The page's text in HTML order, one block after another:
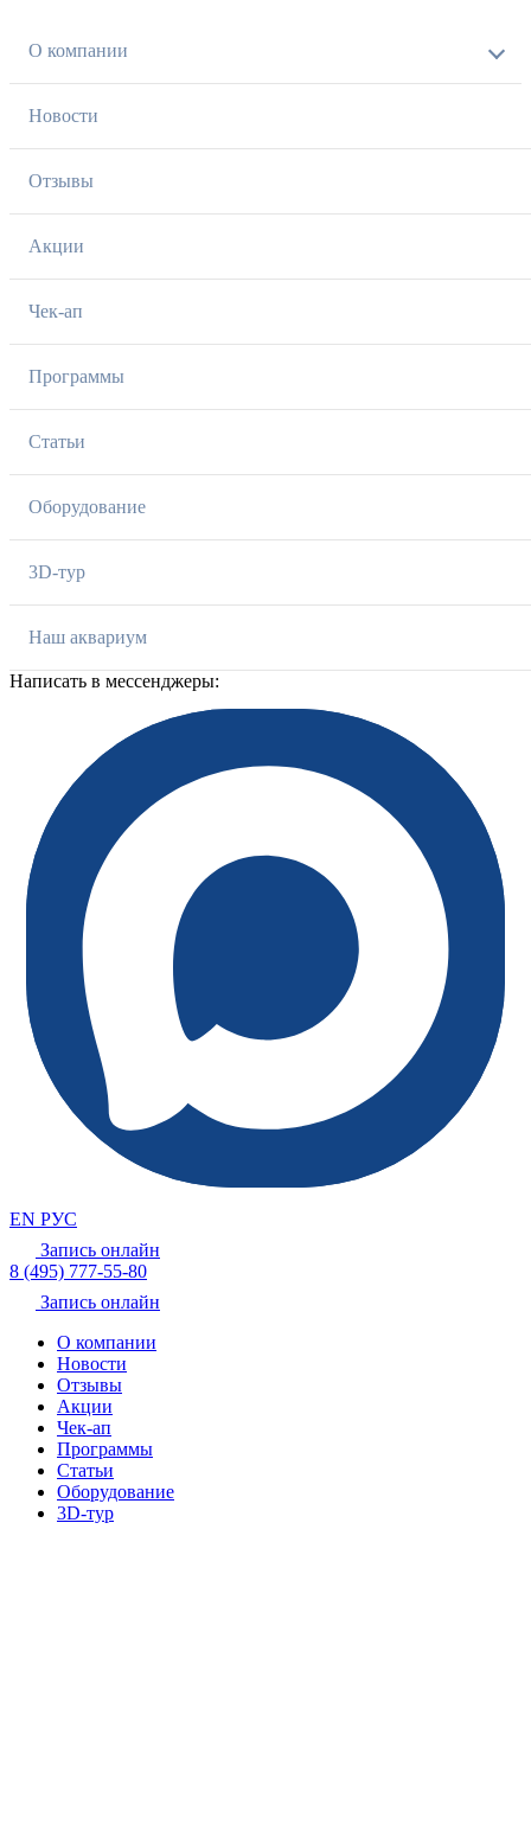
О компании
Новости
Отзывы
Акции
Чек-ап
Программы
Статьи
Оборудование
3D-тур
Наш аквариум
Написать в мессенджеры:
EN РУС
Запись онлайн
8 (495) 777-55-80
Запись онлайн
О компании
Новости
Отзывы
Акции
Чек-ап
Программы
Статьи
Оборудование
3D-тур